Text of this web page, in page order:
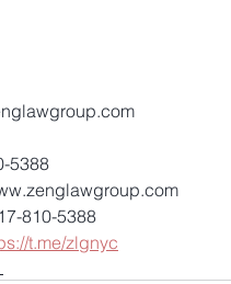
5388
810-5388
t.me/zlgnyc